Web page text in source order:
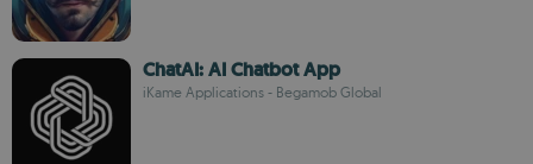
ChatAI: AI Chatbot App
iKame Applications - Begamob Global